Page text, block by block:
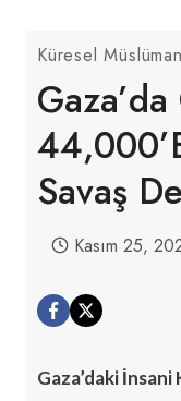
Küresel
Gaza’da
Savaş
Kasım 25,
Gaza’daki